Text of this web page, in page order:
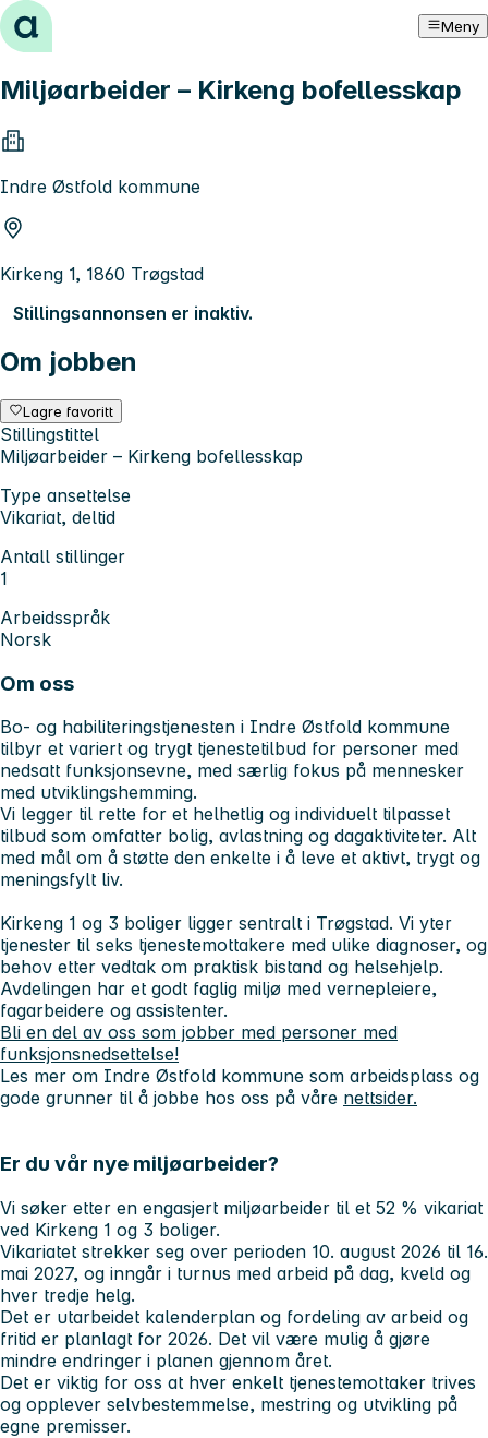
Hopp til innhold Meny
Miljøarbeider – Kirkeng bofellesskap
Indre Østfold kommune
Kirkeng 1, 1860 Trøgstad
Stillingsannonsen er inaktiv.
Om jobben
Lagre favoritt
Stillingstittel
Miljøarbeider – Kirkeng bofellesskap
Type ansettelse
Vikariat, deltid
Antall stillinger
1
Arbeidsspråk
Norsk
Om oss
Bo- og habiliteringstjenesten i Indre Østfold kommune
tilbyr et variert og trygt tjenestetilbud for personer med
nedsatt funksjonsevne, med særlig fokus på mennesker
med utviklingshemming.
Vi legger til rette for et helhetlig og individuelt tilpasset
tilbud som omfatter bolig, avlastning og dagaktiviteter. Alt
med mål om å støtte den enkelte i å leve et aktivt, trygt og
meningsfylt liv.
Kirkeng 1 og 3 boliger ligger sentralt i Trøgstad. Vi yter
tjenester til seks tjenestemottakere med ulike diagnoser, og
behov etter vedtak om praktisk bistand og helsehjelp.
Avdelingen har et godt faglig miljø med vernepleiere,
fagarbeidere og assistenter.
Bli en del av oss som jobber med personer med
funksjonsnedsettelse!
Les mer om Indre Østfold kommune som arbeidsplass og
gode grunner til å jobbe hos oss på våre nettsider.
Er du vår nye miljøarbeider?
Vi søker etter en engasjert miljøarbeider til et 52 % vikariat
ved Kirkeng 1 og 3 boliger.
Vikariatet strekker seg over perioden 10. august 2026 til 16.
mai 2027, og inngår i turnus med arbeid på dag, kveld og
hver tredje helg.
Det er utarbeidet kalenderplan og fordeling av arbeid og
fritid er planlagt for 2026. Det vil være mulig å gjøre
mindre endringer i planen gjennom året.
Det er viktig for oss at hver enkelt tjenestemottaker trives
og opplever selvbestemmelse, mestring og utvikling på
egne premisser.